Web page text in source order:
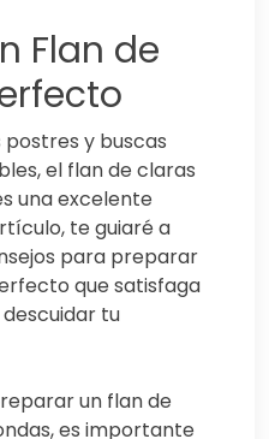
Flan de
y buscas
el flan de claras
una excelente
te guiaré a
para preparar
que satisfaga
tu
un flan de
es importante